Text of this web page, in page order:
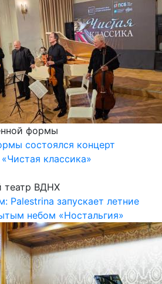
формы
состоялся концерт
классика»
театр ВДНХ
Palestrina запускает летние
небом «Ностальгия»